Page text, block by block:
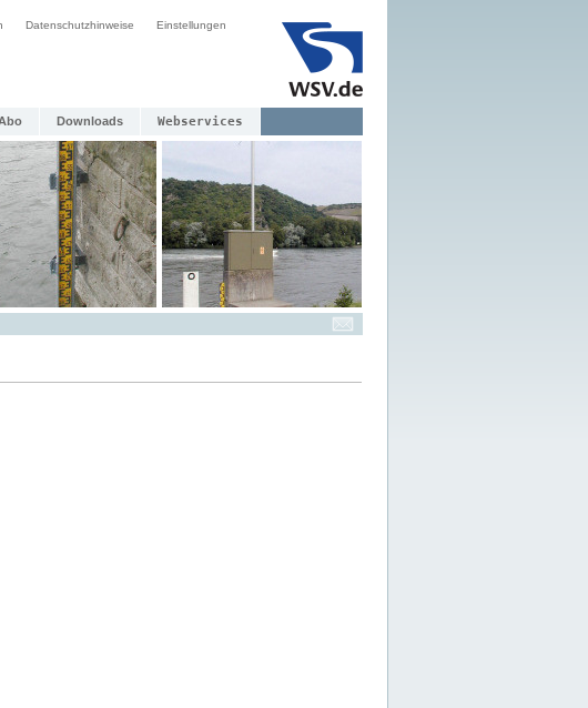
Datenschutzhinweise Einstellungen
Downloads Webservices